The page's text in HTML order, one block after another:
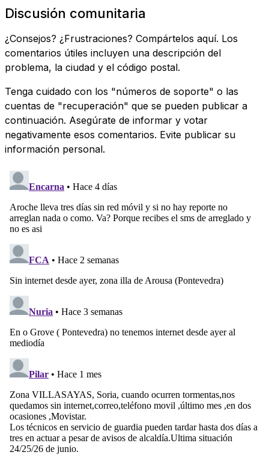
Discusión comunitaria
¿Consejos? ¿Frustraciones? Compártelos aquí. Los
comentarios útiles incluyen una descripción del
problema, la ciudad y el código postal.
Tenga cuidado con los "números de soporte" o las
cuentas de "recuperación" que se pueden publicar a
continuación. Asegúrate de informar y votar
negativamente esos comentarios. Evite publicar su
información personal.